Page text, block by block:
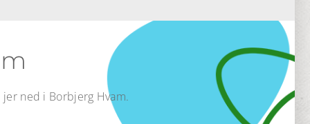
ned i Borbjerg Hvam.